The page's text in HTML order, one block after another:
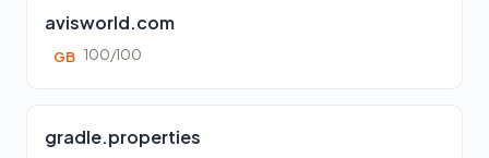
avisworld.com
GB 100/100
gradle.properties